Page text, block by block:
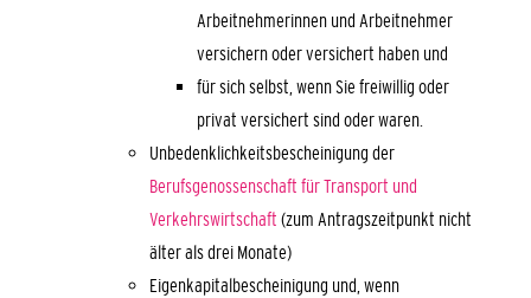
Arbeitnehmerinnen und Arbeitnehmer
versichern oder versichert haben und
für sich selbst, wenn Sie freiwillig oder
privat versichert sind oder waren.
Unbedenklichkeitsbescheinigung der
Berufsgenossenschaft für Transport und
Verkehrswirtschaft (zum Antragszeitpunkt nicht
älter als drei Monate)
Eigenkapitalbescheinigung und, wenn